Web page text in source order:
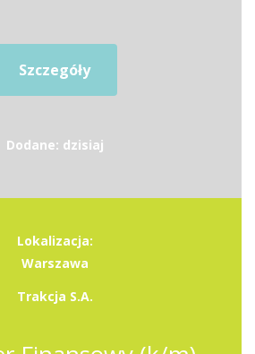
Szczegóły
Dodane: dzisiaj
Lokalizacja:
Warszawa
Trakcja S.A.